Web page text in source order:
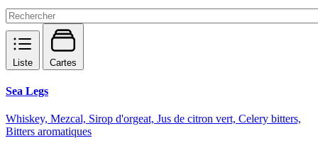
Liste Cartes
Sea Legs
Whiskey, Mezcal, Sirop d'orgeat, Jus de citron vert, Celery bitters,
Bitters aromatiques